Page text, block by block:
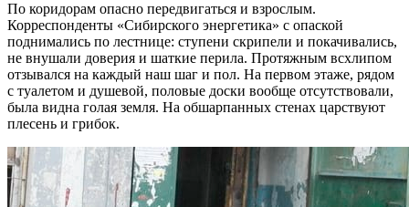
По коридорам опасно передвигаться и взрослым.
Корреспонденты «Сибирского энергетика» с опаской
поднимались по лестнице: ступени скрипели и покачивались,
не внушали доверия и шаткие перила. Протяжным всхлипом
отзывался на каждый наш шаг и пол. На первом этаже, рядом
с туалетом и душевой, половые доски вообще отсутствовали,
была видна голая земля. На обшарпанных стенах царствуют
плесень и грибок.